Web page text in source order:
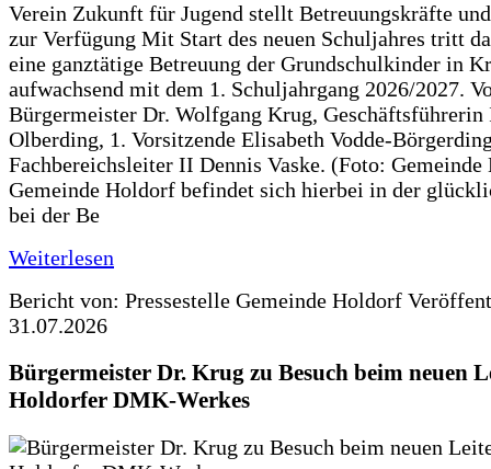
Verein Zukunft für Jugend stellt Betreuungskräfte
zur Verfügung Mit Start des neuen Schuljahres tritt
eine ganztätige Betreuung der Grundschulkinder in
aufwachsend mit dem 1. Schuljahrgang 2026/2027.
Bürgermeister Dr. Wolfgang Krug, Geschäftsführerin
Olberding, 1. Vorsitzende Elisabeth Vodde-
Fachbereichsleiter II Dennis Vaske. (Foto:
Gemeinde Holdorf befindet sich hierbei in der
bei der Be
Weiterlesen
Bericht von: Pressestelle Gemeinde Holdorf
31.07.2026
Bürgermeister Dr. Krug zu Besuch beim neuen
Holdorfer DMK-Werkes